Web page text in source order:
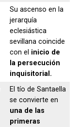
Su ascenso en la
jerarquía
eclesiástica
sevillana coincide
con el inicio de
la persecución
inquisitorial.
El tío de Santaella
se convierte en
una de las
primeras